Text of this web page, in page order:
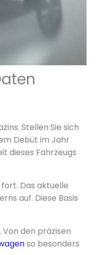
Stellen Sie sich
Debüt im Jahr
dieses Fahrzeugs
Das aktuelle
auf. Diese Basis
den präzisen
so besonders